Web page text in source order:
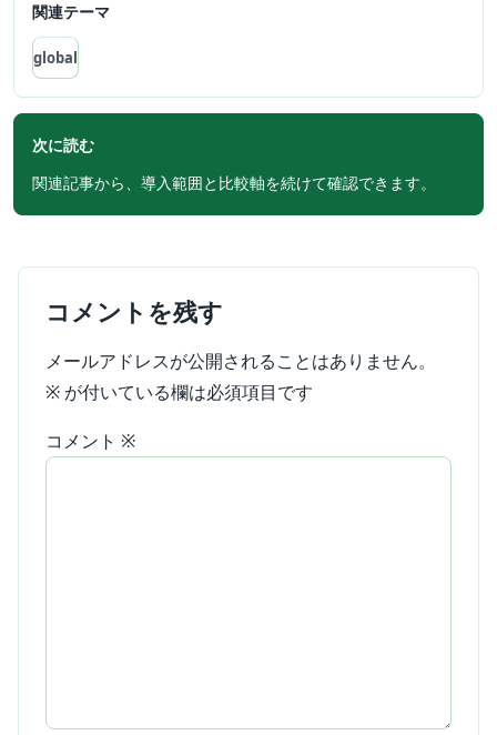
関連テーマ
global
次に読む
関連記事から、導入範囲と比較軸を続けて確認できます。
コメントを残す
メールアドレスが公開されることはありません。
※ が付いている欄は必須項目です
コメント ※